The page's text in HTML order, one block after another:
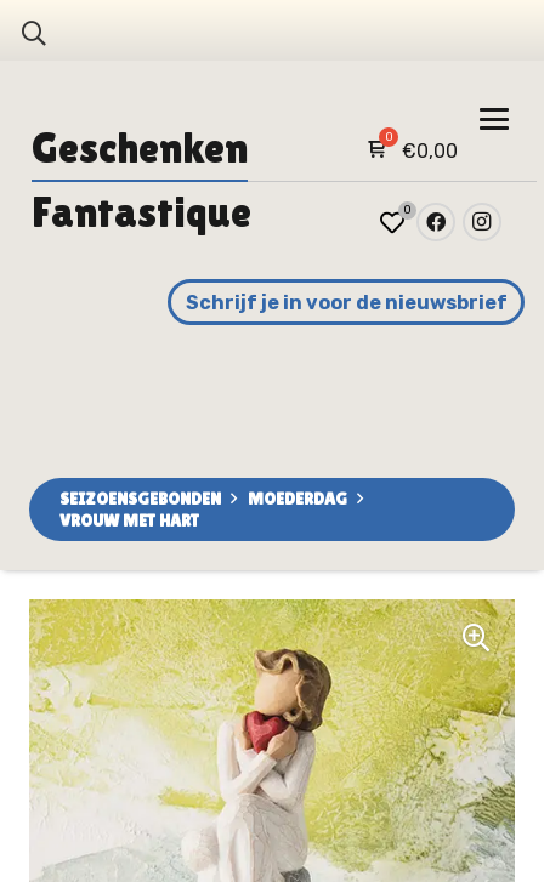
Geschenken €0,00
Fantastique 0
Schrijf je in voor de nieuwsbrief
SEIZOENSGEBONDEN
MOEDERDAG
VROUW MET HART